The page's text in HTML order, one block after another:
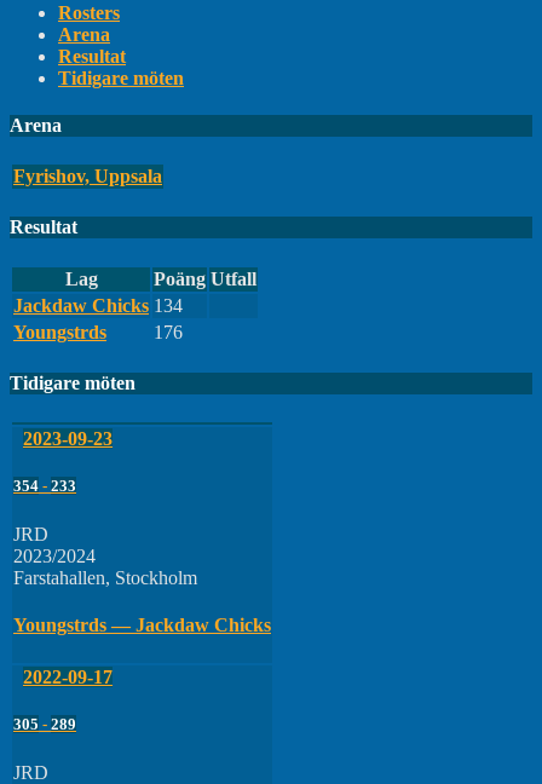
Rosters
Arena
Resultat
Tidigare möten
Arena
Fyrishov, Uppsala
Resultat
Lag Poäng Utfall
Jackdaw Chicks 134
Youngstrds
176
Tidigare möten
2023-09-23
354 - 233
JRD
2023/2024
Farstahallen, Stockholm
Youngstrds — Jackdaw Chicks
2022-09-17
305 - 289
JRD